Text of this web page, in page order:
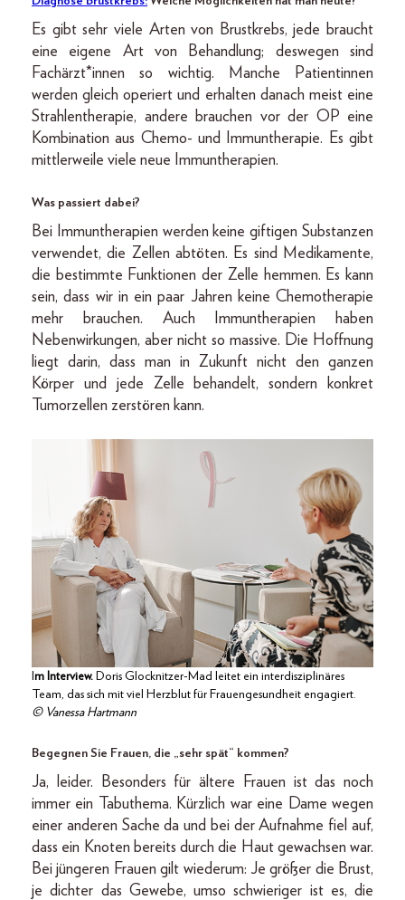
Es gibt sehr viele Arten von Brustkrebs, jede braucht
eine eigene Art von Behandlung; deswegen sind
Fachärzt*innen so wichtig. Manche Patientinnen
werden gleich operiert und erhalten danach meist eine
Strahlentherapie, andere brauchen vor der OP eine
Kombination aus Chemo- und Immuntherapie. Es gibt
mittlerweile viele neue Immuntherapien.
Was passiert dabei?
Bei Immuntherapien werden keine giftigen Substanzen
verwendet, die Zellen abtöten. Es sind Medikamente,
die bestimmte Funktionen der Zelle hemmen. Es kann
sein, dass wir in ein paar Jahren keine Chemotherapie
mehr brauchen. Auch Immuntherapien haben
Nebenwirkungen, aber nicht so massive. Die Hoffnung
liegt darin, dass man in Zukunft nicht den ganzen
Körper und jede Zelle behandelt, sondern konkret
Tumorzellen zerstören kann.
m Interview. Doris Glocknitzer-Mad leitet ein interdisziplinäres
Team, das sich mit viel Herzblut für Frauengesundheit engagiert.
© Vanessa Hartmann
Begegnen Sie Frauen, die „sehr spät“ kommen?
Ja, leider. Besonders für ältere Frauen ist das noch
immer ein Tabuthema. Kürzlich war eine Dame wegen
einer anderen Sache da und bei der Aufnahme fiel auf,
dass ein Knoten bereits durch die Haut gewachsen war.
Bei jüngeren Frauen gilt wiederum: Je größer die Brust,
je dichter das Gewebe, umso schwieriger ist es, die